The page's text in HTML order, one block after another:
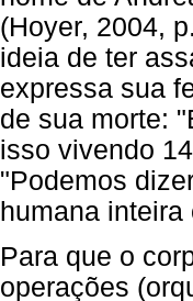
(Hoyer, 2004,
ideia de ter
expressa sua
de sua morte:
isso vivendo
"Podemos
humana inteira
Para que o
operações